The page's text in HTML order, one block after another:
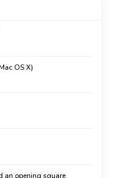
OS X)
an opening square